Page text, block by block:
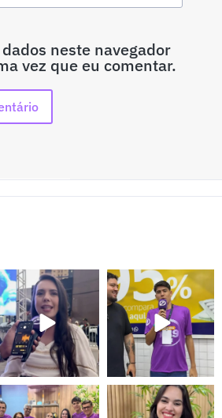
neste navegador
vez que eu comentar.